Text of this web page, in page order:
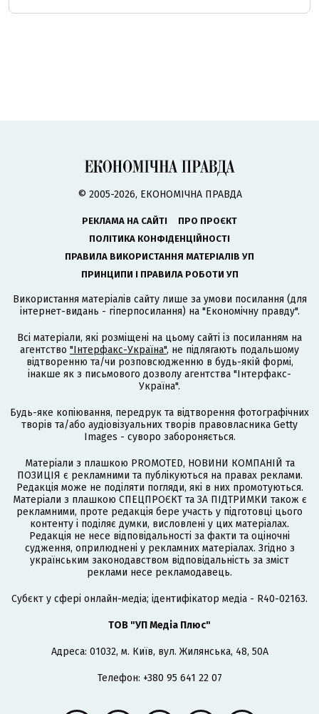
© 2005-2026, ЕКОНОМІЧНА ПРАВДА
РЕКЛАМА НА САЙТІ
ПРО ПРОЄКТ
ПОЛІТИКА КОНФІДЕНЦІЙНОСТІ
ПРАВИЛА ВИКОРИСТАННЯ МАТЕРІАЛІВ УП
ПРИНЦИПИ І ПРАВИЛА РОБОТИ УП
Використання матеріалів сайту лише за умови посилання (для
інтернет-видань - гіперпосилання) на "Економічну правду".
Всі матеріали, які розміщені на цьому сайті із посиланням на
агентство "Інтерфакс-Україна", не підлягають подальшому
відтворенню та/чи розповсюдженню в будь-якій формі,
інакше як з письмового дозволу агентства "Інтерфакс-
Україна".
Будь-яке копіювання, передрук та відтворення фотографічних
творів та/або аудіовізуальних творів правовласника Getty
Images - суворо забороняється.
Матеріали з плашкою PROMOTED, НОВИНИ КОМПАНІЙ та
ПОЗИЦІЯ є рекламними та публікуються на правах реклами.
Редакція може не поділяти погляди, які в них промотуються.
Матеріали з плашкою СПЕЦПРОЄКТ та ЗА ПІДТРИМКИ також є
рекламними, проте редакція бере участь у підготовці цього
контенту і поділяє думки, висловлені у цих матеріалах.
Редакція не несе відповідальності за факти та оціночні
судження, оприлюднені у рекламних матеріалах. Згідно з
українським законодавством відповідальність за зміст
реклами несе рекламодавець.
Cубєкт у сфері онлайн-медіа; ідентифікатор медіа - R40-02163.
ТОВ "УП Медіа Плюс"
Адреса: 01032, м. Київ, вул. Жилянська, 48, 50А
Телефон: +380 95 641 22 07